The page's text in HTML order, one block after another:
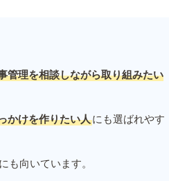
管理を相談しながら取り組みたい
かけを作りたい人にも選ばれやす
も向いています。